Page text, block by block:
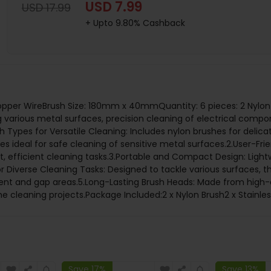
USD 17.99 USD 7.99
+ Upto 9.80% Cashback
WireBrush Size: 180mm x 40mmQuantity: 6 pieces: 2
metal surfaces, precision cleaning of electrical
Types for Versatile Cleaning: Includes nylon brushes for
ideal for safe cleaning of sensitive metal surfaces.2.User-
cleaning tasks.3.Portable and Compact Design:
Cleaning Tasks: Designed to tackle various
and gap areas.5.Long-Lasting Brush Heads: Made from
projects. Package Included:2 x Nylon Brush2 x